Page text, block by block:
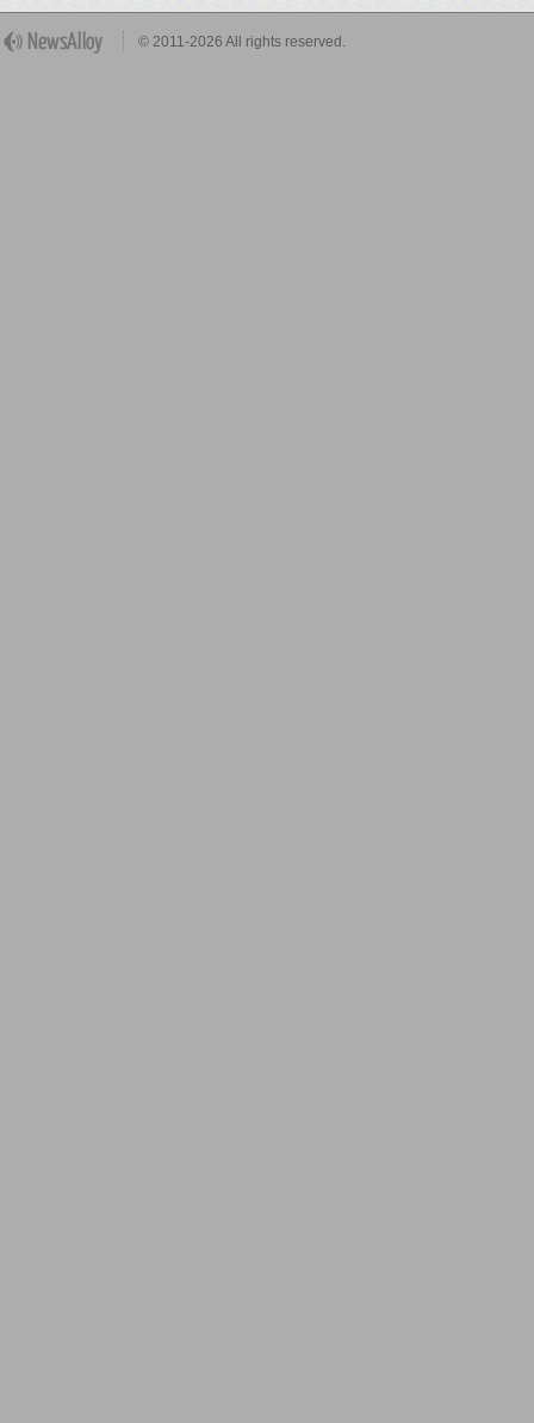
© 2011-2026 All rights reserved.